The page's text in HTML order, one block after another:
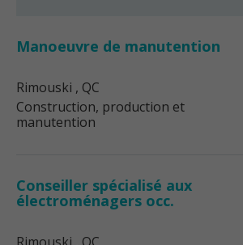
Manoeuvre de manutention
Rimouski , QC
Construction, production et
manutention
Conseiller spécialisé aux
électroménagers occ.